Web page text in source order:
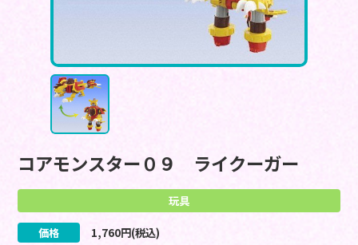
コアモンスター０９ ライクーガー
玩具
価格 1,760円(税込)